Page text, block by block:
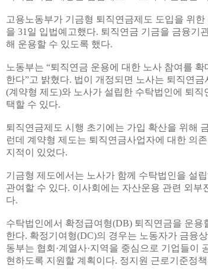
고용노동부가 기금형 퇴직연금제도 도입을 위
을 31일 입법예고했다. 퇴직연금 기금을 금융기
해 운용할 수 있도록 했다.
노동부는 “퇴직연금 운용에 대한 노사 참여를
한다”고 밝혔다. 법이 개정되면 노사는 퇴직연
(계약형 제도)와 노사가 설립한 수탁법인에 퇴
택할 수 있다.
퇴직연금제도 시행 초기에는 가입 확산을 위해
런데 계약형 제도는 퇴직연금사업자에 대한 의
지적이 있었다.
기금형 제도에서는 노사가 함께 수탁법인을 설
관여할 수 있다. 이사회에는 자산운용 관련 외
다.
수탁법인에서 확정급여형(DB) 퇴직연금을 운
한다. 확정기여형(DC)의 경우는 노동자가 금융
동부는 협회·계열사·지역을 중심으로 기업들이
현하도록 지원할 계획이다. 정지원 근로기준정